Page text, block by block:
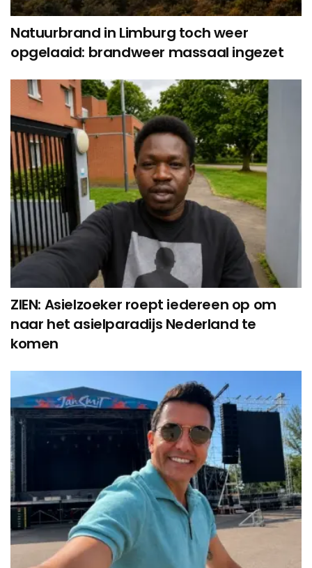
Natuurbrand in Limburg toch weer
opgelaaid: brandweer massaal ingezet
ZIEN: Asielzoeker roept iedereen op om
naar het asielparadijs Nederland te
komen